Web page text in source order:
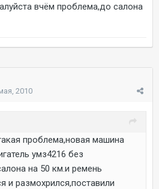
вчём проблема,до салона
2010
проблема,новая машина
умз4216 без
на 50 км.и ремень
и размохрился,поставили